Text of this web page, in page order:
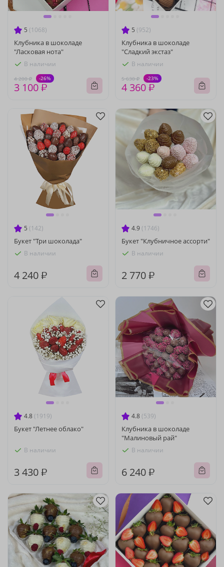
5 (1068)
Клубника в шоколаде
"Ласковая нота"
В наличии
4 200 ₽ -26%
3 100 ₽
5 (952)
Клубника в шоколаде
"Сладкий экстаз"
В наличии
5 630 ₽ -23%
4 360 ₽
5 (142)
Букет "Три шоколада"
В наличии
4 240 ₽
4.9 (1746)
Букет "Клубничное ассорти"
В наличии
2 770 ₽
4.8 (1919)
Букет "Летнее облако"
В наличии
3 430 ₽
4.8 (539)
Клубника в шоколаде
"Малиновый рай"
В наличии
6 240 ₽